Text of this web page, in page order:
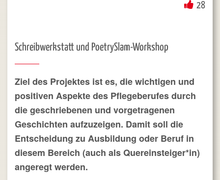
28
Schreibwerkstatt und PoetrySlam-Workshop
Ziel des Projektes ist es, die wichtigen und
positiven Aspekte des Pflegeberufes durch
die geschriebenen und vorgetragenen
Geschichten aufzuzeigen. Damit soll die
Entscheidung zu Ausbildung oder Beruf in
diesem Bereich (auch als Quereinsteiger*in)
angeregt werden.